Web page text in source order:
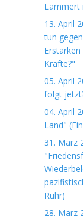
Lammert
13. April
tun
Kräfte?"
05. April
folgt
04. April
Land"
31. März
Ruhr)
28. März